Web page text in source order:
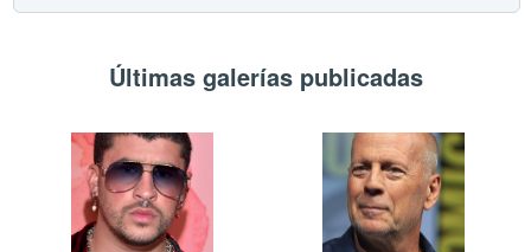
Últimas galerías publicadas